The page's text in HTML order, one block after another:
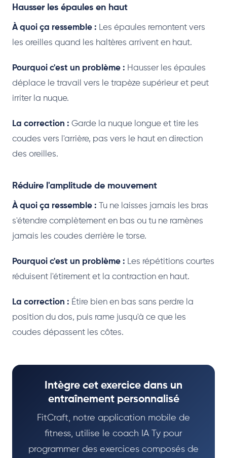
Hausser les épaules en haut
À quoi ça ressemble : Les épaules remontent vers
les oreilles quand les haltères arrivent en haut.
Pourquoi c'est un problème : Hausser les épaules
déplace le travail vers le trapèze supérieur et peut
irriter la nuque.
La correction : Garde la nuque longue et tire les
coudes vers l'arrière, pas vers le haut en direction
des oreilles.
Réduire l'amplitude de mouvement
À quoi ça ressemble : Tu ne laisses jamais les bras
s'étendre complètement en bas ou tu ne ramènes
jamais les coudes derrière le torse.
Pourquoi c'est un problème : Les répétitions courtes
réduisent l'étirement et la contraction en haut.
La correction : Étire bien en bas sans perdre la
position du dos, puis rame jusqu'à ce que les
coudes dépassent les côtes.
Intègre cet exercice dans un
entraînement personnalisé
FitCraft, notre application mobile de
fitness, utilise le coach IA Ty pour
programmer des exercices composés de